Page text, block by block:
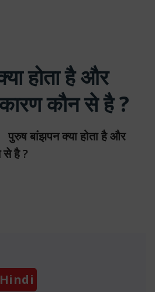
होता है और
कौन से है ?
बांझपन क्या होता है और
है ?
Categories
Hindi